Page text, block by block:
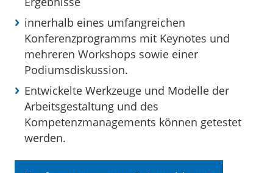
innerhalb eines umfangreichen
Konferenzprogramms mit Keynotes und
mehreren Workshops sowie einer
Podiumsdiskussion.
Entwickelte Werkzeuge und Modelle der
Arbeitsgestaltung und des
Kompetenzmanagements können getestet
werden.